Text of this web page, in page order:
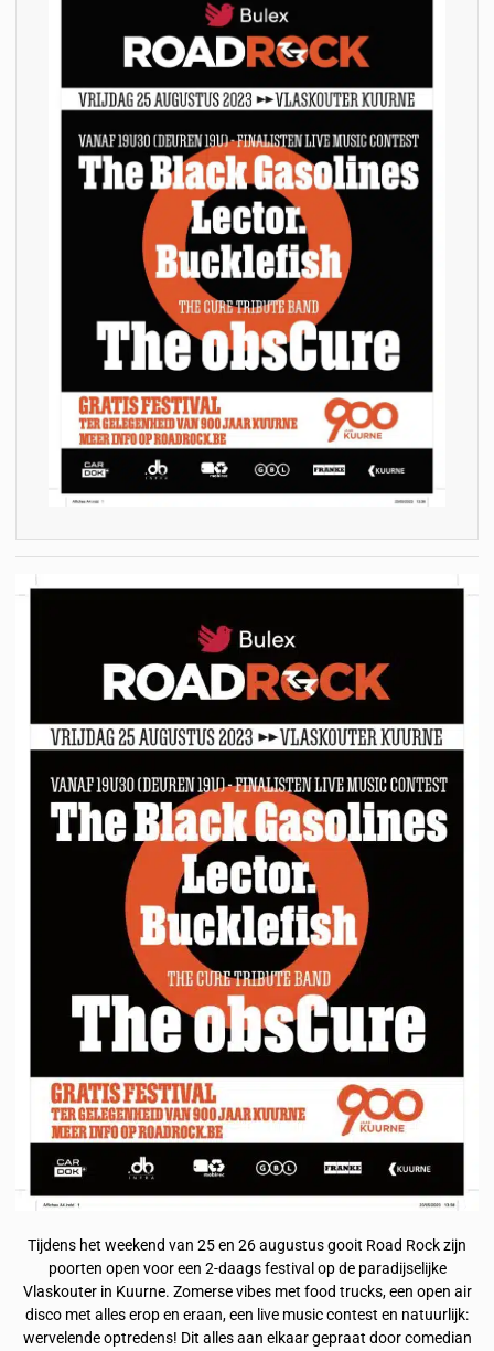
Tijdens het weekend van 25 en 26 augustus gooit Road Rock zijn
poorten open voor een 2-daags festival op de paradijselijke
Vlaskouter in Kuurne. Zomerse vibes met food trucks, een open air
disco met alles erop en eraan, een live music contest en natuurlijk:
wervelende optredens! Dit alles aan elkaar gepraat door comedian